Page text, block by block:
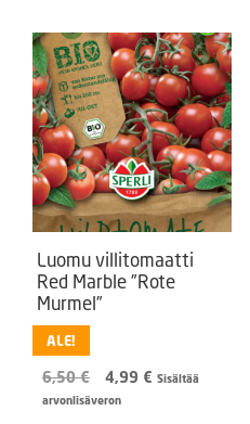
Luomu villitomaatti
Red Marble ”Rote
Murmel”
ALE!
6,50€
Alkuperäinen
hinta
4,99 € Nykyinen
Sisältää
arvonlisäveron